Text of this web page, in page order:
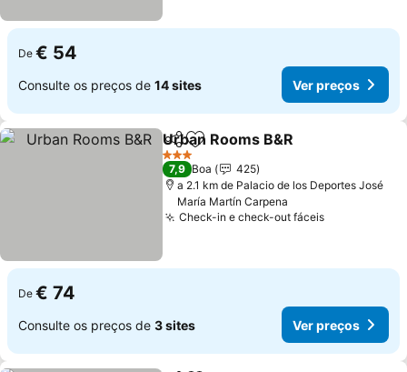
De € 54
Consulte os preços de 14 sites Ver preços
PartilharAdicionar aos favoritos
Urban Rooms B&R
3 Estrelas
7,9 Boa
425
a 2.1 km de Palacio de los Deportes José
María Martín Carpena
Check-in e check-out fáceisVer preços
De € 74
Consulte os preços de 3 sites Ver preços